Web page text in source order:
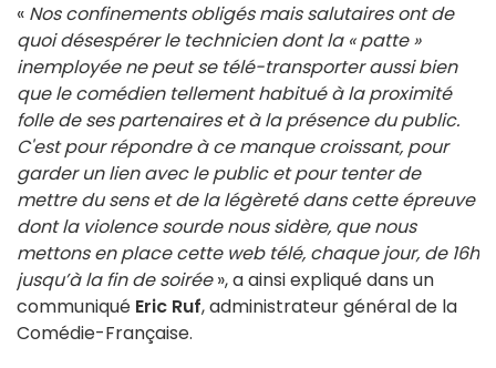
« Nos confinements obligés mais salutaires ont de
quoi désespérer le technicien dont la « patte »
inemployée ne peut se télé-transporter aussi bien
que le comédien tellement habitué à la proximité
folle de ses partenaires et à la présence du public.
C'est pour répondre à ce manque croissant, pour
garder un lien avec le public et pour tenter de
mettre du sens et de la légèreté dans cette épreuve
dont la violence sourde nous sidère, que nous
mettons en place cette web télé, chaque jour, de 16h
jusqu’à la fin de soirée», a ainsi expliqué dans un
communiqué Eric Ruf, administrateur général de la
Comédie-Française.